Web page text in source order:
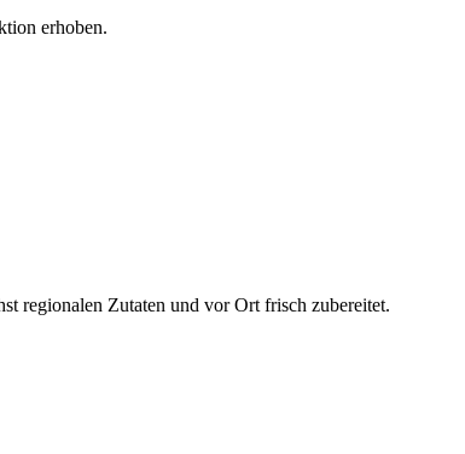
erhoben.
regionalen Zutaten und vor Ort frisch zubereitet.